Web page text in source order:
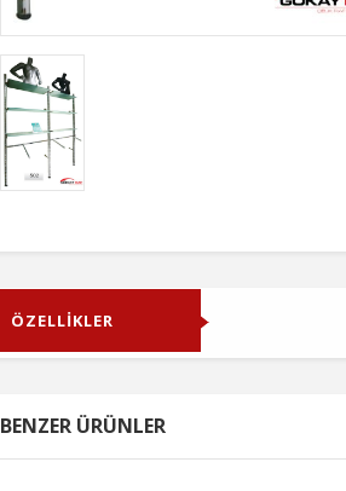
MARKET ARABASI
ÖZELLİKLER
BENZER ÜRÜNLER